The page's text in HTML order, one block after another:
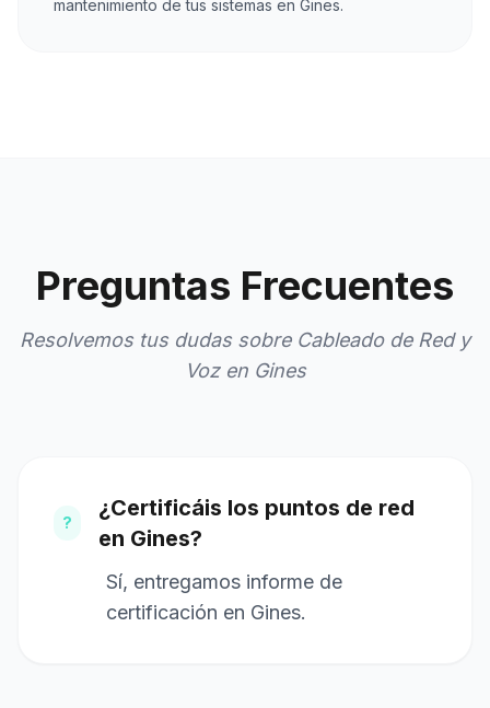
mantenimiento de tus sistemas en Gines.
Preguntas Frecuentes
Resolvemos tus dudas sobre Cableado de Red y
Voz en Gines
?
¿Certificáis los puntos de red
en Gines?
Sí, entregamos informe de
certificación en Gines.